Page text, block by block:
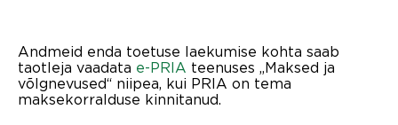
Andmeid enda toetuse laekumise kohta saab
taotleja vaadata e-PRIA teenuses „Maksed ja
võlgnevused“ niipea, kui PRIA on tema
maksekorralduse kinnitanud.